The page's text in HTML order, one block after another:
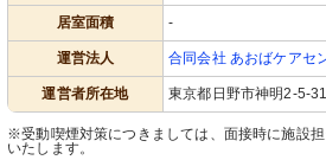
居室面積 -
運営法人 合同会社 あおばケアセ
運営者所在地 東京都日野市神明2-5-31
※受動喫煙対策につきましては、面接時に施設
いたします。